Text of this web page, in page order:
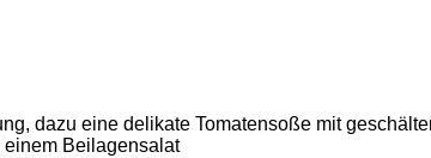
dazu eine delikate Tomatensoße mit
Beilagensalat